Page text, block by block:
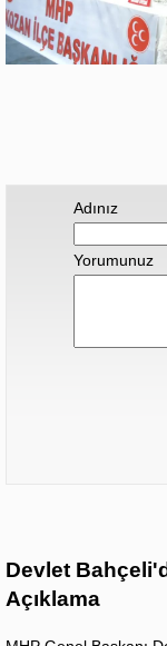
Adınız
Yorumunuz
Devlet
Açıklama